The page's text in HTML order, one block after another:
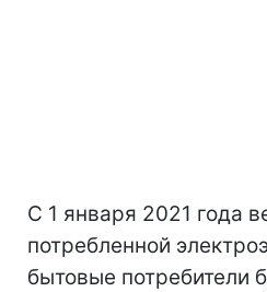
С 1 января 2021 года
потребленной
бытовые потребители